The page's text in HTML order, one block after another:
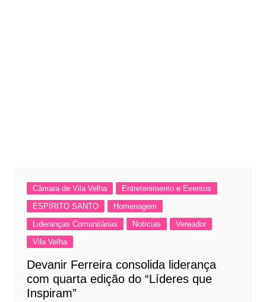
Câmara de Vila Velha
Entretenimento e Eventos
ESPÍRITO SANTO
Homenagem
Lideranças Comunitárias
Notícias
Vereador
Vila Velha
Devanir Ferreira consolida liderança
com quarta edição do “Líderes que
Inspiram”